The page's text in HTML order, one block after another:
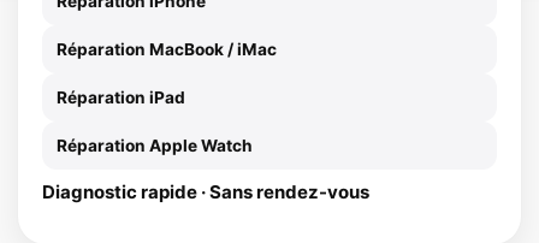
Réparation MacBook / iMac
Réparation iPad
Réparation Apple Watch
Diagnostic rapide · Sans rendez-vous